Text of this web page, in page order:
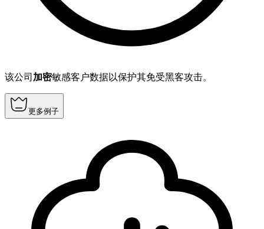
该公司 加密敏感客户数据以保护其免受黑客攻击。
更多例子